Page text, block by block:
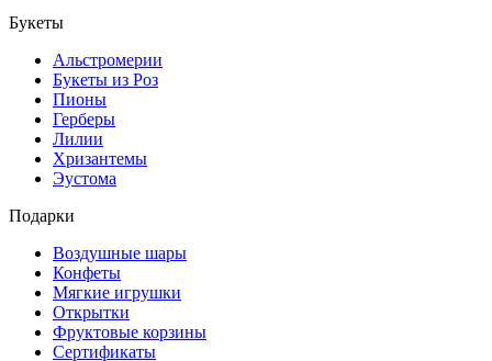
Букеты
Альстромерии
Букеты из Роз
Пионы
Герберы
Лилии
Хризантемы
Эустома
Подарки
Воздушные шары
Конфеты
Мягкие игрушки
Открытки
Фруктовые корзины
Сертификаты